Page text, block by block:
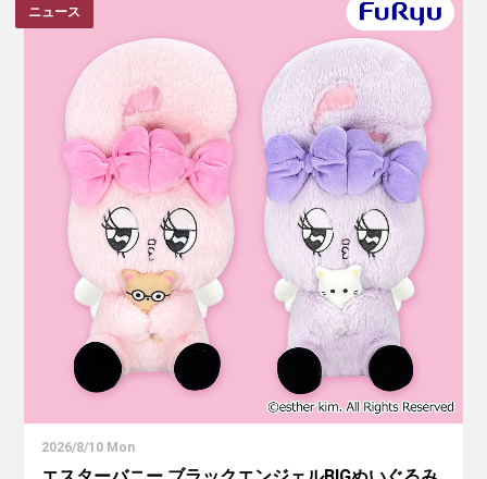
ニュース
2026/8/10 Mon